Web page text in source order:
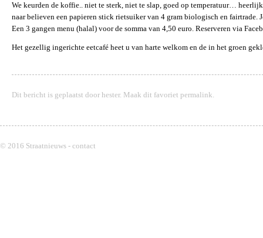
We keurden de koffie.. niet te sterk, niet te slap, goed op temperatuur…
naar believen een papieren stick rietsuiker van 4 gram biologisch en fairtrade.
Een 3 gangen menu (halal) voor de somma van 4,50 euro. Reserveren via
Het gezellig ingerichte eetcafé heet u van harte welkom en de in het groen
Dit bericht is geplaatst door hester. Maak dit favoriet permalink.
© 2016 Straatnieuws - contact